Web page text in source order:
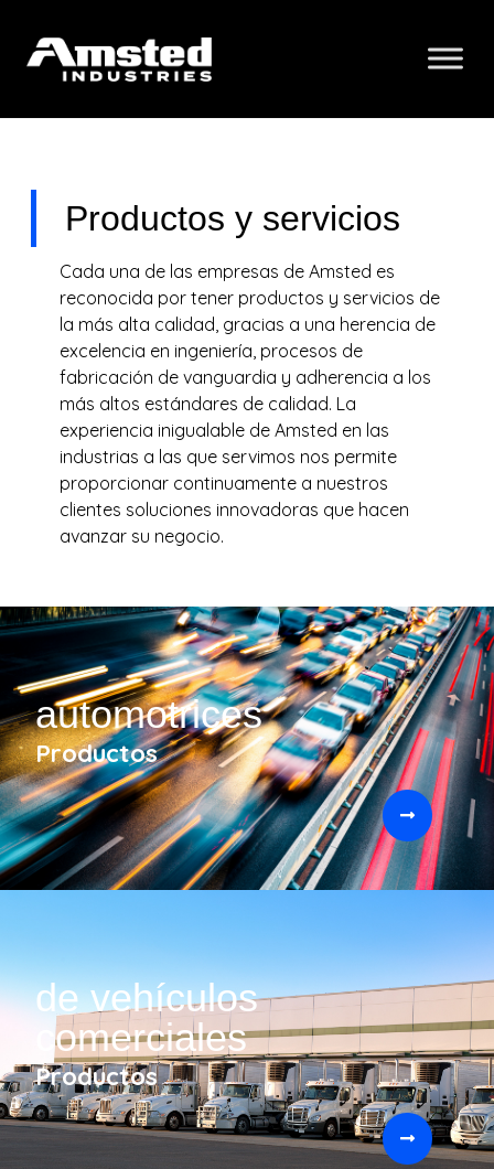
Productos y servicios
Cada una de las empresas de Amsted es
reconocida por tener productos y servicios de
la más alta calidad, gracias a una herencia de
excelencia en ingeniería, procesos de
fabricación de vanguardia y adherencia a los
más altos estándares de calidad. La
experiencia inigualable de Amsted en las
industrias a las que servimos nos permite
proporcionar continuamente a nuestros
clientes soluciones innovadoras que hacen
avanzar su negocio.
automotrices
Productos
de vehículos
comerciales
Productos